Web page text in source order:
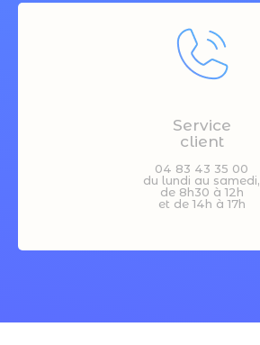
Service
client
04 83 43 35 00
du lundi au samedi,
de 8h30 à 12h
et de 14h à 17h